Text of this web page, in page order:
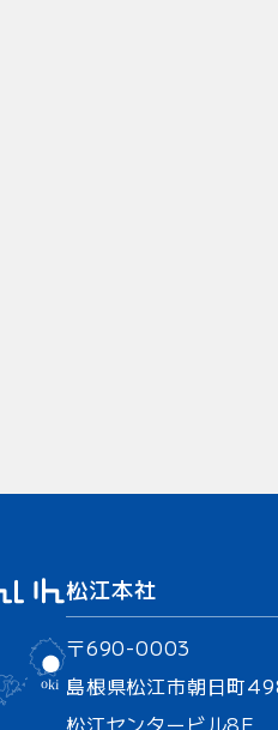
松江本社
〒690-0003
島根県松江市朝日町
松江センタービル8F